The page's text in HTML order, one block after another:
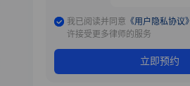
我已阅读并同意 《用户隐私协议》
许接受更多律师的服务
立即预约